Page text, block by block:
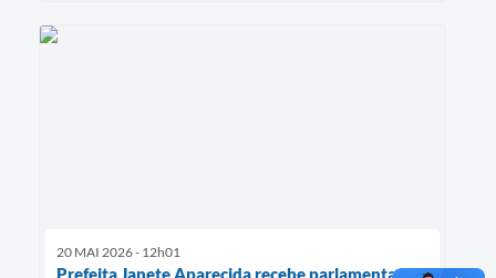
20 MAI 2026 - 12h01
Prefeita Janete Aparecida recebe parlamentares,